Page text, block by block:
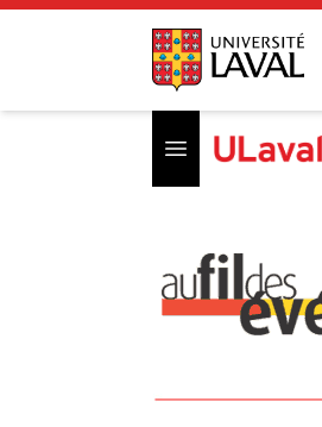
Open menu